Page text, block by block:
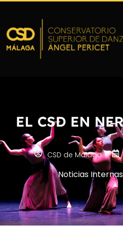
EL CSD EN
CSD de Málaga
Noticias Internas